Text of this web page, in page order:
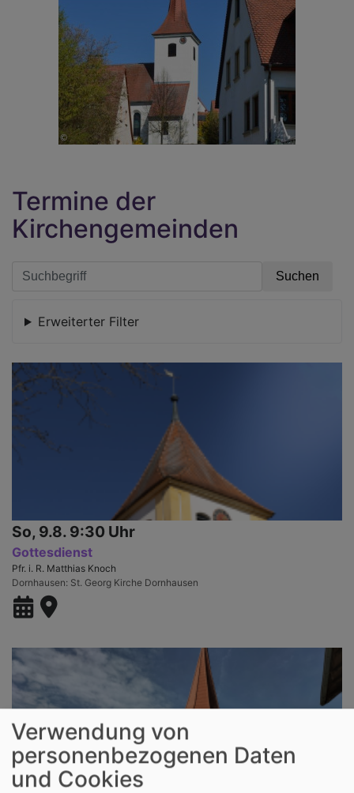
Termine der
Kirchengemeinden
Erweiterter Filter
So, 9.8. 9:30 Uhr
Gottesdienst
Pfr. i. R. Matthias Knoch
Dornhausen St. Georg Kirche Dornhausen
Verwendung von
personenbezogenen Daten
und Cookies